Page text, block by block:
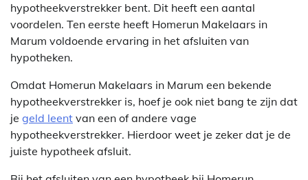
hypotheekverstrekker bent. Dit heeft een aantal
voordelen. Ten eerste heeft Homerun Makelaars in
Marum voldoende ervaring in het afsluiten van
hypotheken.
Omdat Homerun Makelaars in Marum een bekende
hypotheekverstrekker is, hoef je ook niet bang te zijn dat
je geld leent van een of andere vage
hypotheekverstrekker. Hierdoor weet je zeker dat je de
juiste hypotheek afsluit.